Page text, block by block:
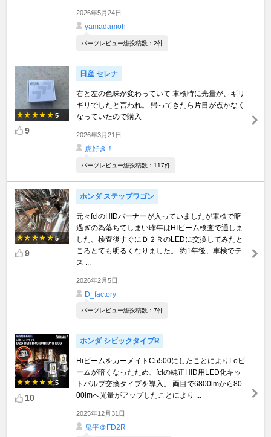
2026年5月24日
yamadamoh
パーツレビュー総投稿数：2件
5
9
日産 セレナ
右と左の色味が変わっていて 車検時に光量が、ギリ
ギリでしたと言われ。 帰ってきたら片目が点かなく
なっていたので購入
2026年3月21日
虎好き！
パーツレビュー総投稿数：117件
5
9
ホンダ ステップワゴン
元々fclのHIDバーナーが入っていましたが車検で暗
過ぎの為落ちてしまい昨年はHIビーム検査で通しま
した。検査後すぐにＤ２ＲのLEDに交換してみたと
ころとても明るくなりました。 約1年後、車検でテ
ス ...
2026年2月5日
D_factory
パーツレビュー総投稿数：7件
5
10
ホンダ シビックタイプR
HiビームをカーメイトC5500にしたことによりLoビ
ームが暗くなったため、fclの純正HID用LED化キッ
トバルブ交換タイプを導入。 両目で6800lmから80
00lmへ光量がアップしたことにより ...
2025年12月31日
鬼平＠FD2R